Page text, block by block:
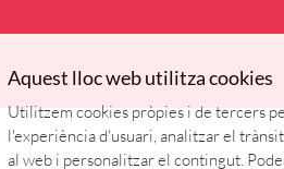
Aquest lloc web utilitza cookies
Utilitzem cookies pròpies i de tercers
l'experiència d'usuari, analitzar el
al web i personalitzar el contingut.